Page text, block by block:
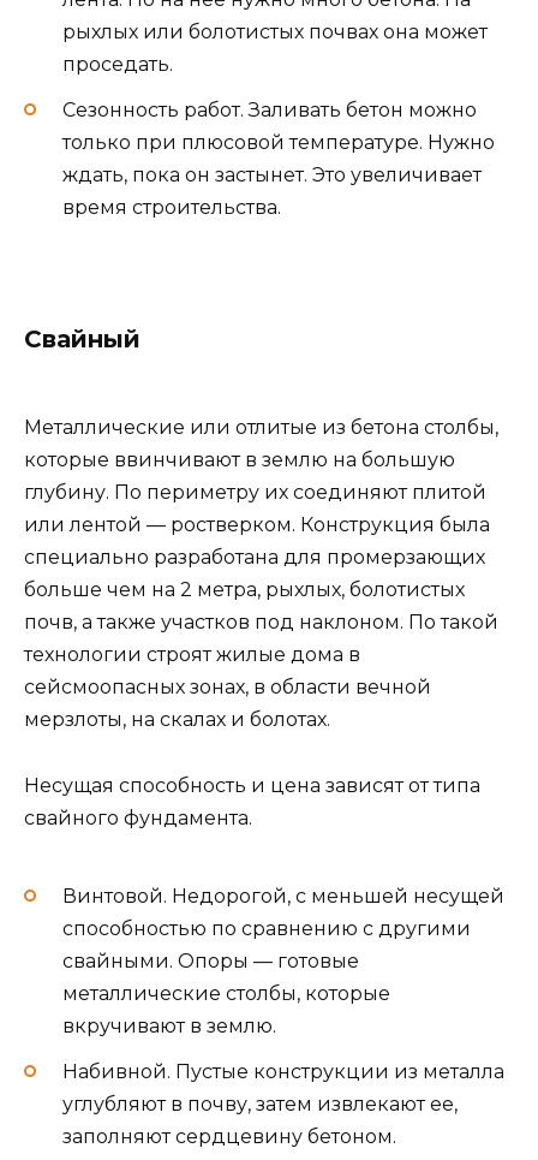
рыхлых или болотистых почвах она может
проседать.
Сезонность работ. Заливать бетон можно
только при плюсовой температуре. Нужно
ждать, пока он застынет. Это увеличивает
время строительства.
Свайный
Металлические или отлитые из бетона столбы,
которые ввинчивают в землю на большую
глубину. По периметру их соединяют плитой
или лентой — ростверком. Конструкция была
специально разработана для промерзающих
больше чем на 2 метра, рыхлых, болотистых
почв, а также участков под наклоном. По такой
технологии строят жилые дома в
сейсмоопасных зонах, в области вечной
мерзлоты, на скалах и болотах.
Несущая способность и цена зависят от типа
свайного фундамента.
Винтовой. Недорогой, с меньшей несущей
способностью по сравнению с другими
свайными. Опоры — готовые
металлические столбы, которые
вкручивают в землю.
Набивной. Пустые конструкции из металла
углубляют в почву, затем извлекают ее,
заполняют сердцевину бетоном.